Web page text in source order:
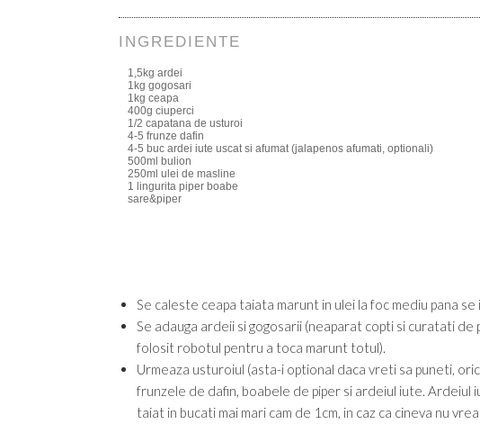
INGREDIENTE
1,5kg ardei
1kg gogosari
1kg ceapa
400g ciuperci
1/2 capatana de usturoi
4-5 frunze dafin
4-5 buc ardei iute uscat si afumat (jalapenos afumati, optionali)
500ml bulion
250ml ulei de masline
1 lingurita piper boabe
sare&piper
Se caleste ceapa taiata marunt in ulei la foc mediu pana
Se adauga ardeii si gogosarii (neaparat copti si curatati
folosit robotul pentru a toca marunt totul).
Urmeaza usturoiul (asta-i optional daca vreti sa puneti,
frunzele de dafin, boabele de piper si ardeiul iute. Ardeiul
taiat in bucati mai mari cam de 1cm, in caz ca cineva nu